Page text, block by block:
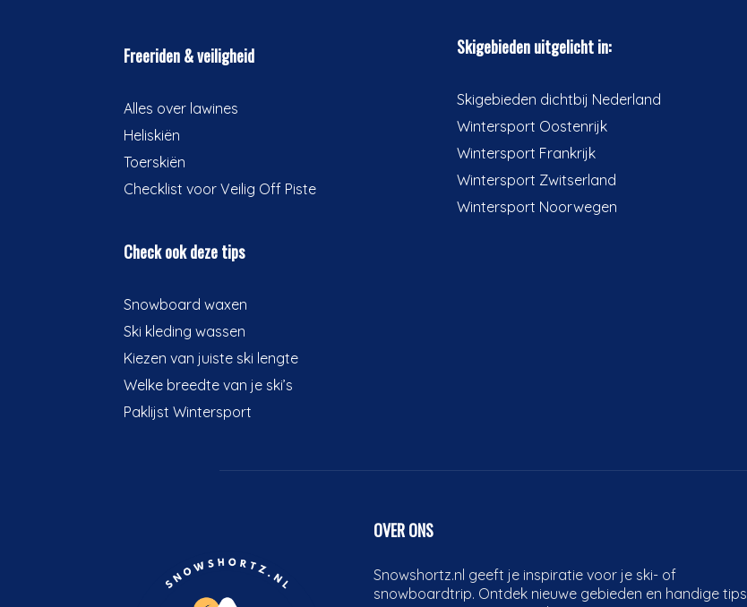
Freeriden & veiligheid
Alles over lawines
Heliskiën
Toerskiën
Checklist voor Veilig Off Piste
Check ook deze tips
Snowboard waxen
Ski kleding wassen
Kiezen van juiste ski lengte
Welke breedte van je ski’s
Paklijst Wintersport
Skigebieden uitgelicht in:
Skigebieden dichtbij Nederland
Wintersport Oostenrijk
Wintersport Frankrijk
Wintersport Zwitserland
Wintersport Noorwegen
OVER ONS
Snowshortz.nl geeft je inspiratie voor je ski- of
snowboardtrip. Ontdek nieuwe gebieden en handige tips